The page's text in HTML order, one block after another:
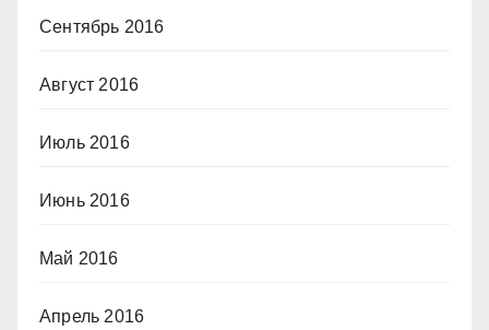
Сентябрь 2016
Август 2016
Июль 2016
Июнь 2016
Май 2016
Апрель 2016